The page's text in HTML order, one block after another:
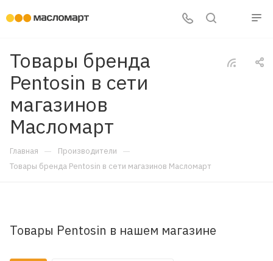
Товары бренда
Pentosin в сети
магазинов
Масломарт
Главная — Производители —
Товары бренда Pentosin в сети магазинов Масломарт
Товары Pentosin в нашем магазине